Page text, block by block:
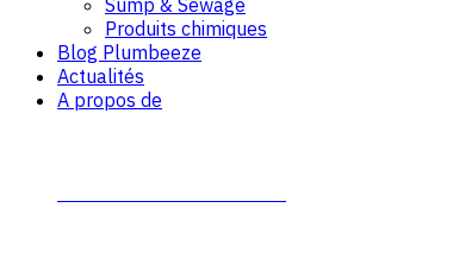
Sump & Sewage
Produits chimiques
Blog Plumbeeze
Actualités
A propos de